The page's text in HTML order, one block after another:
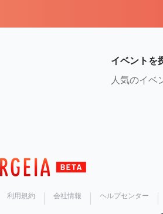
イベントを
人気のイベ
利用規約 会社情報 ヘルプセンター